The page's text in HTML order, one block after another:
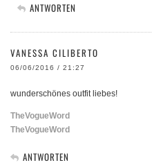
ANTWORTEN
VANESSA CILIBERTO
06/06/2016 / 21:27
wunderschönes outfit liebes!
TheVogueWord
TheVogueWord
ANTWORTEN